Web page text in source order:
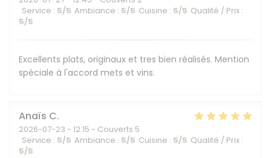
Service : 5/5 Ambiance : 5/5 Cuisine : 5/5 Qualité / Prix :
5/5
Excellents plats, originaux et tres bien réalisés. Mention
spéciale à l'accord mets et vins.
Anaïs C
2026-07-23 - 12:15 - Couverts 5
Service : 5/5 Ambiance : 5/5 Cuisine : 5/5 Qualité / Prix :
5/5